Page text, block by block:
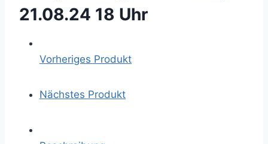
21.08.24 18 Uhr
Vorheriges Produkt
Nächstes Produkt